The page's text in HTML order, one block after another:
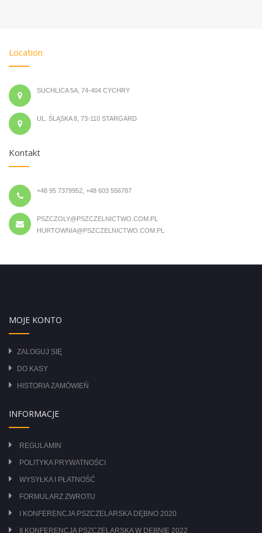
Location
SUCHLICA 5A, 74-404 CYCHRY
UL. ŚLĄSKA 8, 73-110 STARGARD
Kontakt
+48 95 7379952, +48 603 556787
PSZCZOLY@PSZCZELNICTWO.COM.PL
HURTOWNIA@PSZCZELNICTWO.COM.PL
MOJE KONTO
ZALOGUJ SIĘ
DO KASY
HISTORIA ZAMÓWIEŃ
INFORMACJE
REGULAMIN
POLITYKA PRYWATNOŚCI
WYSYŁKA I PŁATNOŚĆ
FORMULARZ ZWROTU
I KONFERENCJA PSZCZELARSKA DĘBNO 2020
II KONFERENCJA PSZCZELARSKA W DĘBNIE 2022